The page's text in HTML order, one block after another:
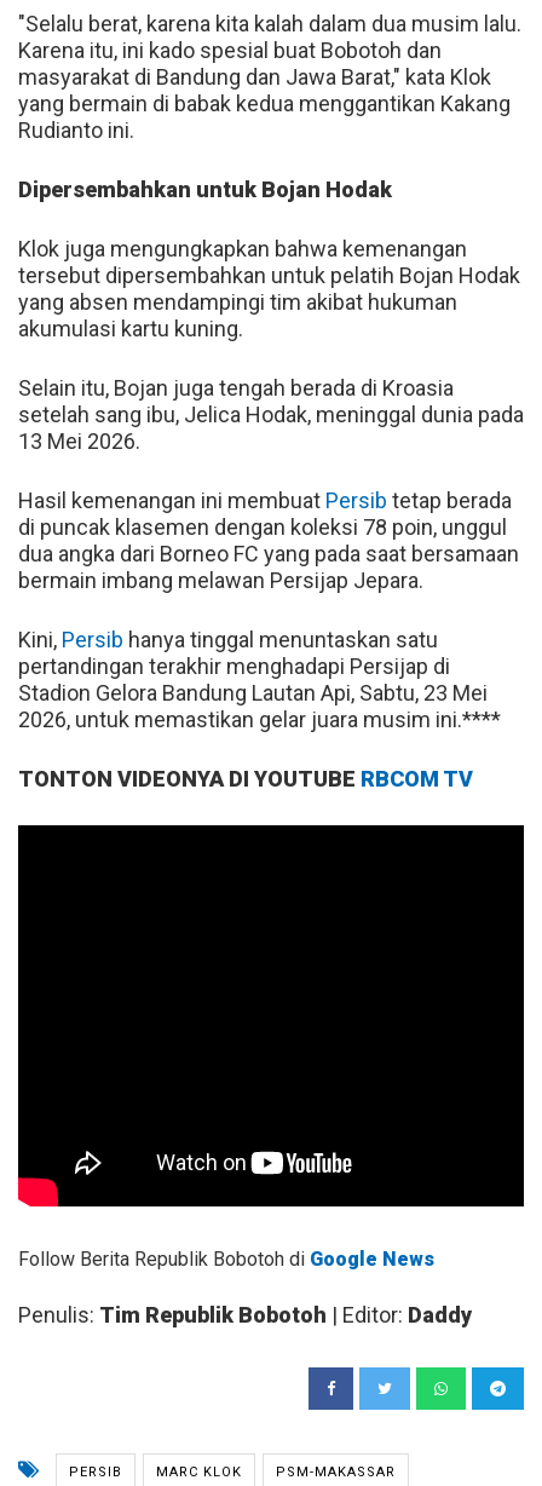
"Selalu berat, karena kita kalah dalam dua musim lalu.
Karena itu, ini kado spesial buat Bobotoh dan
masyarakat di Bandung dan Jawa Barat," kata Klok
yang bermain di babak kedua menggantikan Kakang
Rudianto ini.
Dipersembahkan untuk Bojan Hodak
Klok juga mengungkapkan bahwa kemenangan
tersebut dipersembahkan untuk pelatih Bojan Hodak
yang absen mendampingi tim akibat hukuman
akumulasi kartu kuning.
Selain itu, Bojan juga tengah berada di Kroasia
setelah sang ibu, Jelica Hodak, meninggal dunia pada
13 Mei 2026.
Hasil kemenangan ini membuat Persib tetap berada
di puncak klasemen dengan koleksi 78 poin, unggul
dua angka dari Borneo FC yang pada saat bersamaan
bermain imbang melawan Persijap Jepara.
Kini, Persib hanya tinggal menuntaskan satu
pertandingan terakhir menghadapi Persijap di
Stadion Gelora Bandung Lautan Api, Sabtu, 23 Mei
2026, untuk memastikan gelar juara musim ini.****
TONTON VIDEONYA DI YOUTUBE RBCOM TV
Follow Berita Republik Bobotoh di Google News
Penulis: Tim Republik Bobotoh | Editor: Daddy
PERSIB MARC KLOK PSM-MAKASSAR